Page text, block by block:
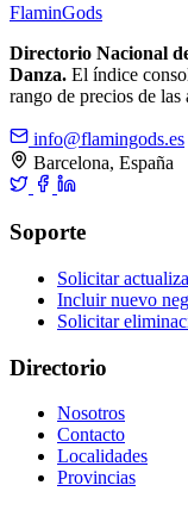
FlaminGods
Directorio Nacional
Danza. El índice
rango de precios de las
info@flamingods.es
Barcelona, España
Soporte
Solicitar
Incluir nuevo
Solicitar
Directorio
Nosotros
Contacto
Localidades
Provincias